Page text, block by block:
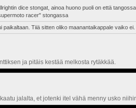
dice stongat, ainoa huono puoli on että
racer" stongassa
Tiiä sitten oliko maanantaikappale vaiko ei.
ja pitäis kestää melkosta rytäkkää.
jalalta, et jotenki itel vähä menny usko